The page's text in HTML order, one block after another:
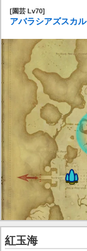
[園芸 Lv70]
アバラシアズスカル
紅玉海